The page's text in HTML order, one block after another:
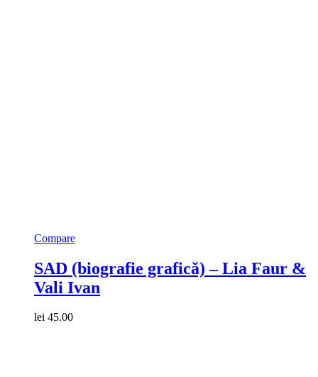
Compare
SAD (biografie grafică) – Lia Faur &
Vali Ivan
lei 45.00